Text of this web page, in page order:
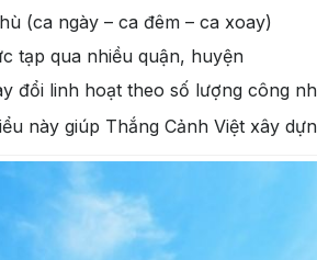
(ca ngày – ca đêm – ca xoay)
tạp qua nhiều quận, huyện
đổi linh hoạt theo số lượng công
này giúp Thắng Cảnh Việt xây